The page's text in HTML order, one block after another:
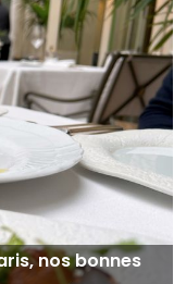
nos bonnes